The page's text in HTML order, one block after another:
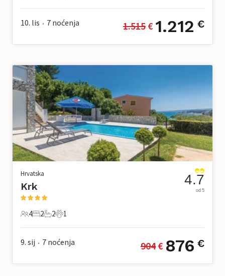
10. lis • 7 noćenja 1.515 € 1.212 €
Hrvatska
Krk
4 Gosti
4
2 Spavaće sobe
2
2 Kupaonice
2
1 Kućni ljubimac
1
4.7
od 5
9. sij • 7 noćenja 904 € 876 €